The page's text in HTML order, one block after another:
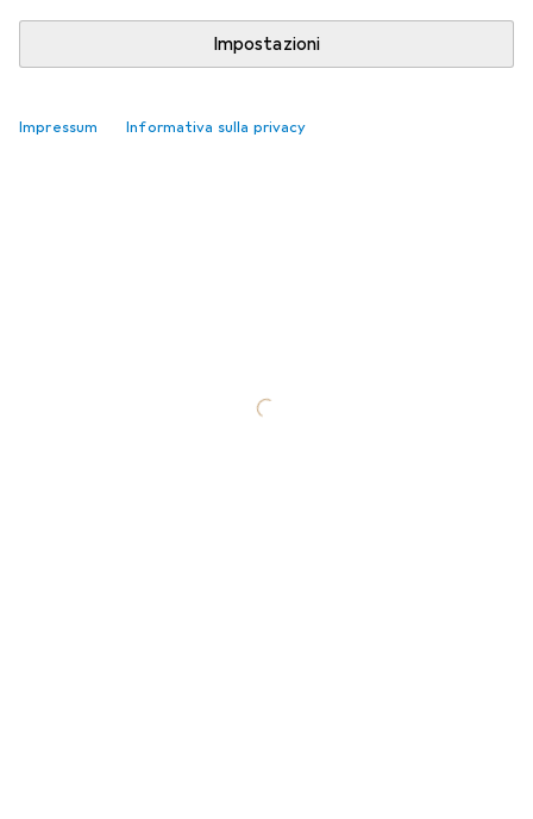
Impostazioni
Impressum Informativa sulla privacy